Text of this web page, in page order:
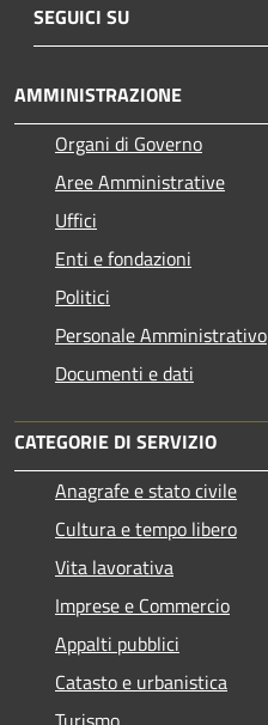
SEGUICI SU
AMMINISTRAZIONE
Organi di Governo
Aree Amministrative
Uffici
Enti e fondazioni
Politici
Personale Amministrativo
Documenti e dati
CATEGORIE DI SERVIZIO
Anagrafe e stato civile
Cultura e tempo libero
Vita lavorativa
Imprese e Commercio
Appalti pubblici
Catasto e urbanistica